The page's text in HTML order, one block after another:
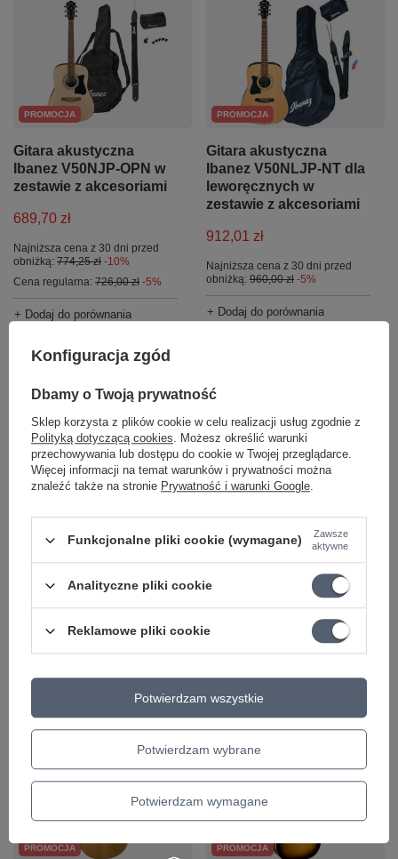
PROMOCJA
Gitara akustyczna
Ibanez V50NJP-OPN w
zestawie z akcesoriami
689,70 zł
Najniższa cena z 30 dni przed
obniżką: 774,25 zł -10%
Cena regularna: 726,00 zł -5%
+ Dodaj do porównania
PROMOCJA
Gitara akustyczna
Ibanez V50NLJP-NT dla
leworęcznych w
zestawie z akcesoriami
912,01 zł
Najniższa cena z 30 dni przed
obniżką: 960,00 zł -5%
+ Dodaj do porównania
PROMOCJA
Gitara akustyczna 4/4
Ibanez VC50NJP-OPN
689,70 zł
obniżką:
726,00 zł -5%
PROMOCJA
Gitara akustyczna
Baton Rouge X11LS/P-
707,75 zł
Najniższa cena z 30 dni przed
+ Dodaj do porównania
PROMOCJA PROMOCJA
Konfiguracja zgód
Dbamy o Twoją prywatność
Sklep korzysta z plików cookie w celu realizacji usług zgodnie z
Polityką dotyczącą cookies. Możesz określić warunki
przechowywania lub dostępu do cookie w Twojej przeglądarce.
Więcej informacji na temat warunków i prywatności można
znaleźć także na stronie Prywatność i warunki Google.
Funkcjonalne pliki cookie (wymagane)
Zawsze
aktywne
Analityczne pliki cookie
Reklamowe pliki cookie
Potwierdzam wybrane
Potwierdzam wymagane
Potwierdzam wszystkie